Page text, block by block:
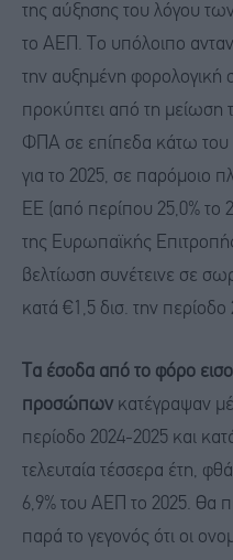
της αύξησης του λόγου
το ΑΕΠ. Το υπόλοιπο
την αυξημένη
προκύπτει από τη
ΦΠΑ σε επίπεδα κάτω
για το 2025, σε παρόμοιο
ΕΕ (από περίπου 25,0% το
της Ευρωπαϊκής
βελτίωση συνέτεινε σε
κατά €1,5 δισ. την περίοδο
Τα έσοδα από το φόρο
προσώπων κατέγραψαν
περίοδο 2024-2025 και
τελευταία τέσσερα έτη,
6,9% του ΑΕΠ το 2025. Θα
παρά το γεγονός ότι οι